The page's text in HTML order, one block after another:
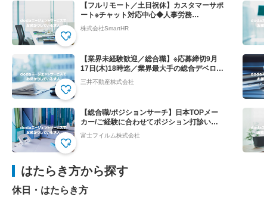
【フルリモート／土日祝休】カスタマーサポ
ート※チャット対応中心◆人事労務
SaaS”SmartHR"
株式会社SmartHR
【業界未経験歓迎／総合職】※応募締切9月
17日(木)18時迄／業界最大手の総合デベロッ
パー
三井不動産株式会社
【総合職/ポジションサーチ】日本TOPメー
カー/ご経験に合わせてポジション打診いた
します
富士フイルム株式会社
はたらき方から探す
休日・はたらき方